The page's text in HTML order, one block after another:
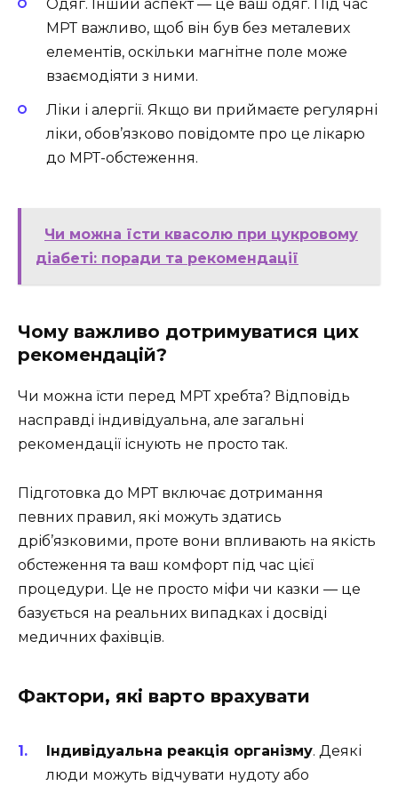
Одяг. Інший аспект — це ваш одяг. Під час
МРТ важливо, щоб він був без металевих
елементів, оскільки магнітне поле може
взаємодіяти з ними.
Ліки і алергії. Якщо ви приймаєте регулярні
ліки, обов’язково повідомте про це лікарю
до МРТ-обстеження.
Чи можна їсти квасолю при цукровому
діабеті: поради та рекомендації
Чому важливо дотримуватися цих
рекомендацій?
Чи можна їсти перед МРТ хребта? Відповідь
насправді індивідуальна, але загальні
рекомендації існують не просто так.
Підготовка до МРТ включає дотримання
певних правил, які можуть здатись
дріб’язковими, проте вони впливають на якість
обстеження та ваш комфорт під час цієї
процедури. Це не просто міфи чи казки — це
базується на реальних випадках і досвіді
медичних фахівців.
Фактори, які варто врахувати
Індивідуальна реакція організму. Деякі
люди можуть відчувати нудоту або